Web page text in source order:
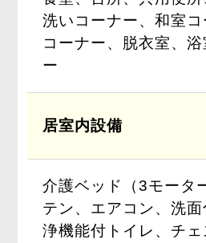
洗いコーナー、和室
コーナー、脱衣室、
ー
居室内設備
介護ベッド（3モータ
テン、エアコン、洗
浄機能付トイレ、チェ